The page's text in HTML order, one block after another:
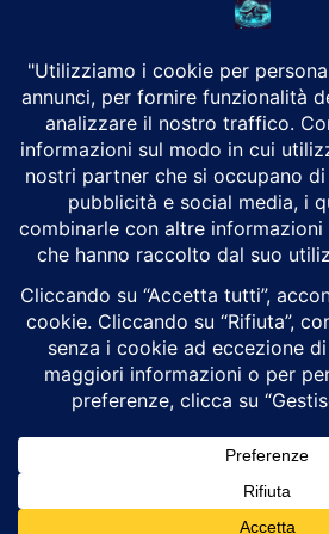
CHI SIAMO
Alground Geopolitica e Cyberwarfare.
Da una idea di Brunilde Trizio
Alground fa parte del Gruppo Trizio
SEGUICI
Alground - Testata di Art Consulting - P.iva
Cyberwarfare